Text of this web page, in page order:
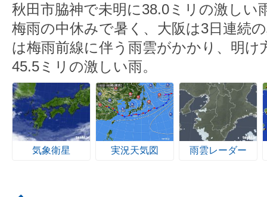
秋田市脇神で未明に38.0ミリの激しい
梅雨の中休みで暑く、大阪は3日連続
は梅雨前線に伴う雨雲がかかり、明け
45.5ミリの激しい雨。
気象衛星 実況天気図 雨雲レーダー